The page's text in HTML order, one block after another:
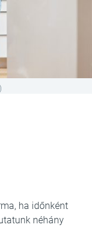
ha időnként
néhány